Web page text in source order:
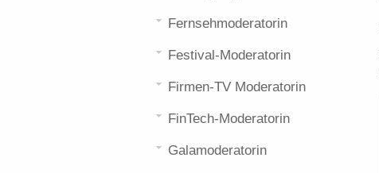
Fernsehmoderatorin
Festival-Moderatorin
Firmen-TV Moderatorin
FinTech-Moderatorin
Galamoderatorin